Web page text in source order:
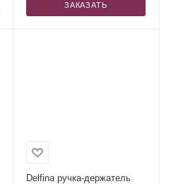
ЗАКАЗАТЬ
Delfina ручка-держатель